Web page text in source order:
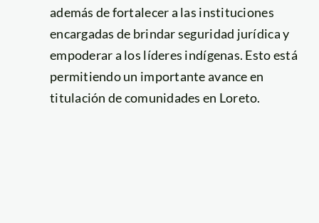
además de fortalecer a las instituciones
encargadas de brindar seguridad jurídica y
empoderar a los líderes indígenas. Esto está
permitiendo un importante avance en
titulación de comunidades en Loreto.